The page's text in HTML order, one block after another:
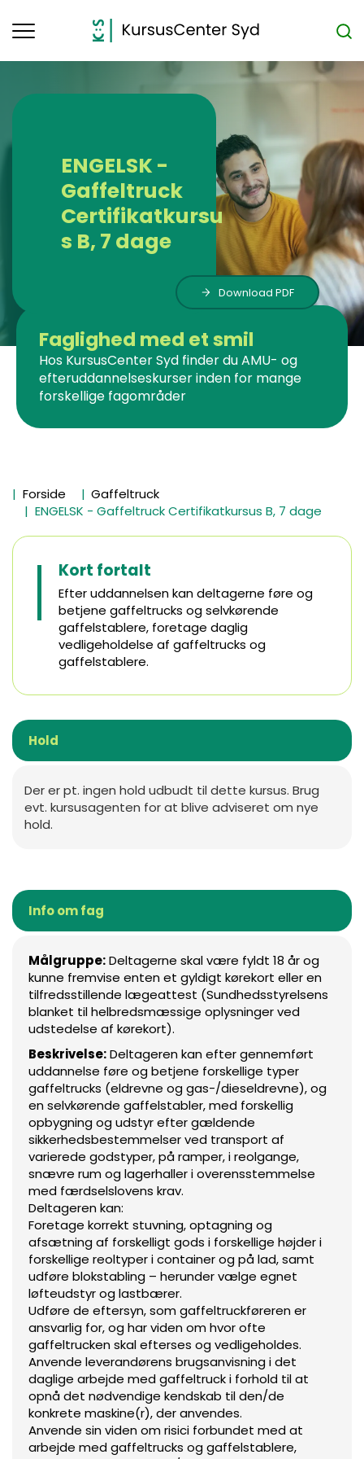
Toggle
Faglighed med et smil
Hos KursusCenter Syd finder du AMU- og
efteruddannelseskurser inden for mange
forskellige fagområder
ENGELSK -
Gaffeltruck
Certifikatkursu
s B, 7 dage
Download PDF
Forside
Gaffeltruck
ENGELSK - Gaffeltruck Certifikatkursus B, 7 dage
Kort fortalt
Efter uddannelsen kan deltagerne føre og
betjene gaffeltrucks og selvkørende
gaffelstablere, foretage daglig
vedligeholdelse af gaffeltrucks og
gaffelstablere.
Hold
Der er pt. ingen hold udbudt til dette kursus. Brug
evt. kursusagenten for at blive adviseret om nye
hold.
Info om fag
Målgruppe:Deltagerne skal være fyldt 18 år og
kunne fremvise enten et gyldigt kørekort eller en
tilfredsstillende lægeattest (Sundhedsstyrelsens
blanket til helbredsmæssige oplysninger ved
udstedelse af kørekort).
Beskrivelse:Deltageren kan efter gennemført
uddannelse føre og betjene forskellige typer
gaffeltrucks (eldrevne og gas-/dieseldrevne), og
en selvkørende gaffelstabler, med forskellig
opbygning og udstyr efter gældende
sikkerhedsbestemmelser ved transport af
varierede godstyper, på ramper, i reolgange,
snævre rum og lagerhaller i overensstemmelse
med færdselslovens krav.
Deltageren kan:
Foretage korrekt stuvning, optagning og
afsætning af forskelligt gods i forskellige højder i
forskellige reoltyper i container og på lad, samt
udføre blokstabling – herunder vælge egnet
løfteudstyr og lastbærer.
Udføre de eftersyn, som gaffeltruckføreren er
ansvarlig for, og har viden om hvor ofte
gaffeltrucken skal efterses og vedligeholdes.
Anvende leverandørens brugsanvisning i det
daglige arbejde med gaffeltruck i forhold til at
opnå det nødvendige kendskab til den/de
konkrete maskine(r), der anvendes.
Anvende sin viden om risici forbundet med at
arbejde med gaffeltrucks og gaffelstablere,